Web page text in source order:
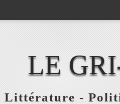
LE
Littérature -